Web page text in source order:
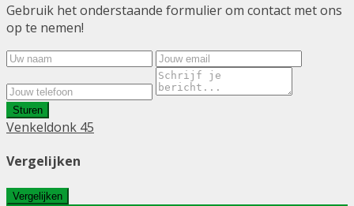
Gebruik het onderstaande formulier om contact met ons
op te nemen!
Sturen
Venkeldonk 45
Vergelijken
Vergelijken